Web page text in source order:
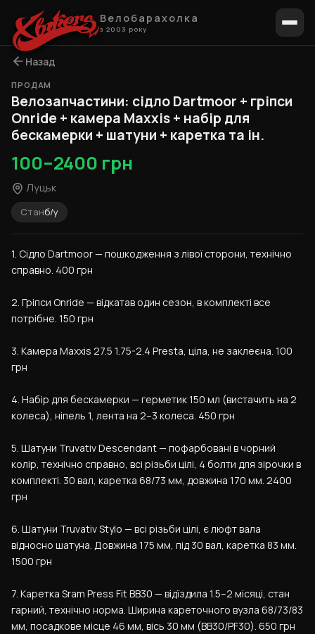
Велобарахолка
з 2003 року
Назад
ПРОДАМ
Велозапчастини: сідло Dartmoor + гріпси
Onride + камера Maxxis + набір для
бескамерки + шатуни + кареткa та ін.
100–2400 грн
Луцьк
Станб/у
1. Сідло Dartmoor — пошкодження з лівої сторони, технічно
справно. 400 грн
2. Гріпси Onride — відкатав один сезон, в комплекті все
потрібне. 150 грн
3. Камера Maxxis 27.5 1.75-2.4 Presta, ціла, не заклеєна. 100
грн
4. Набір для бескамерки — герметик 150 мл (вистачить на 2
колеса), ніпель 1, лента на 2–3 колеса. 450 грн
5. Шатуни Truvativ Descendant — пофарбовані в чорний
колір, технічно справно, всі різьби цілі, 4 болти для зірочки в
комплекті. 30 вал, каретка 68/73 мм, довжина 170 мм. 2400
грн
6. Шатуни Truvativ Stylo — всі різьби цілі, є люфт вала
відносно шатуна. Довжина 175 мм, під 30 вал, каретка 83 мм.
1500 грн
7. Каретка Sram Press Fit BB30 — відїздила 1.5–2 місяці, стан
гарний, технічно норма. Ширина кареточного вузла 68/73/83
мм, посадкове місце 46 мм, вісь 30 мм (BB30/PF30). 650 грн